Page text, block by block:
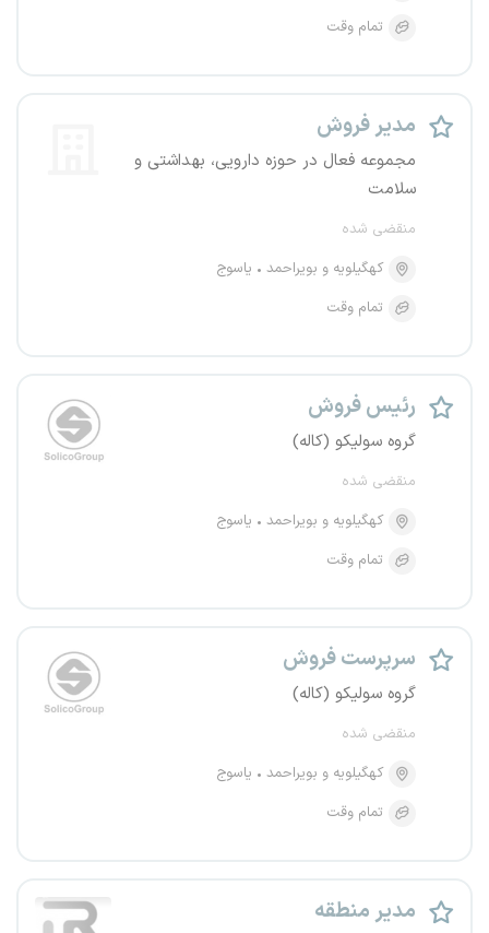
تمام وقت
مدیر فروش
مجموعه فعال در حوزه دارویی، بهداشتی و
سلامت
منقضی شده
کهگیلویه و بویراحمد
یاسوج
تمام وقت
رئیس فروش
گروه سولیکو (کاله)
منقضی شده
کهگیلویه و بویراحمد
یاسوج
تمام وقت
سرپرست فروش
گروه سولیکو (کاله)
منقضی شده
کهگیلویه و بویراحمد
یاسوج
تمام وقت
مدیر منطقه